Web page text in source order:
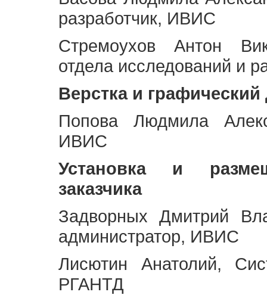
разработчик, ИВИС
Стремоухов Антон
отдела исследований и
Верстка и графический
Попова Людмила
ИВИС
Установка и
заказчика
Задворных Дмитрий
администратор, ИВИС
Лисютин Анатолий,
РГАНТД